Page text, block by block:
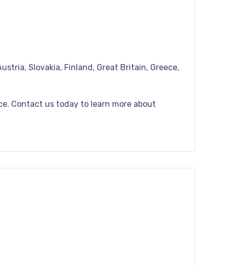
Slovakia, Finland, Great Britain, Greece,
Contact us today to learn more about